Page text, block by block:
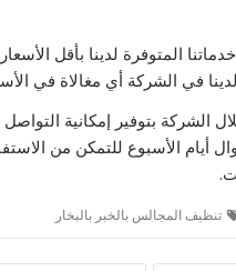
المتوفرة لدينا بأقل
في الشركة أي مغالاة في
الشركة بتوفير إمكانية
وطوال أيام الأسبوع للتمكن من
تنظيف المجالس بالخبر بالبخار